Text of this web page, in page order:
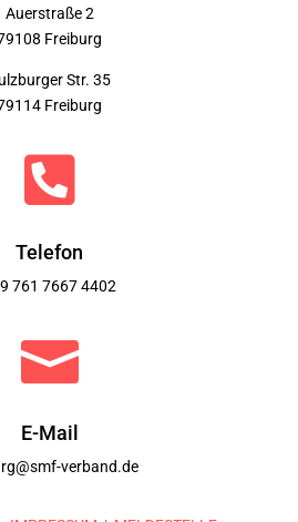
Auerstraße 2
Freiburg
Str. 35
Freiburg

Telefon
761 7667 4402

E-Mail
verband.de